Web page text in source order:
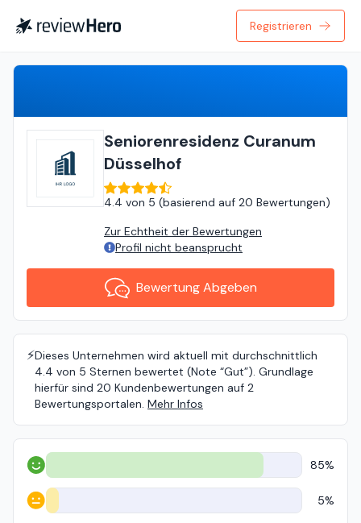
Registrieren
Seniorenresidenz Curanum
Düsselhof
4.4 von 5 (basierend auf 20 Bewertungen)
Zur Echtheit der Bewertungen
Profil nicht beansprucht
Bewertung Abgeben
⚡️Dieses Unternehmen wird aktuell mit durchschnittlich
4.4 von 5 Sternen bewertet (Note “Gut”). Grundlage
hierfür sind 20 Kundenbewertungen auf 2
Bewertungsportalen. Mehr Infos
Positiv 85%
Neutral 5%